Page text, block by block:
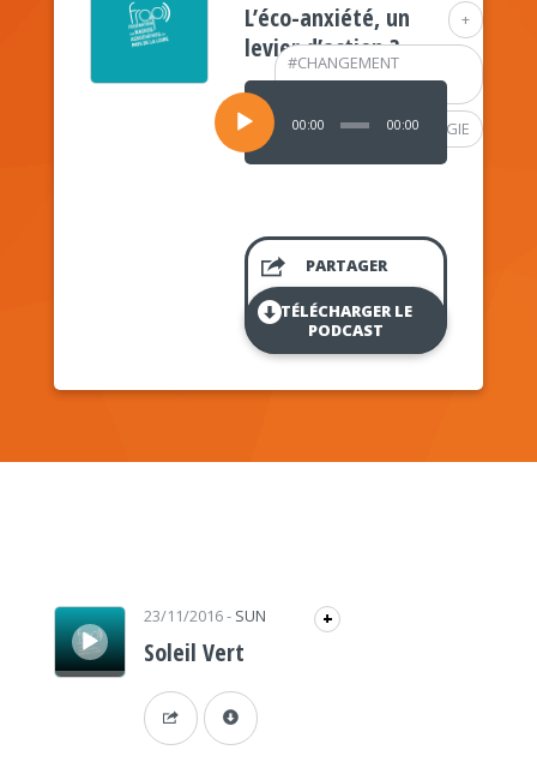
+
#CHANGEMENT
CLIMATIQUE
#PSYCHOLOGIE
L’éco-anxiété, un
levier d’action ?
Lecteur
audio
00:00 00:00
PARTAGER
TÉLÉCHARGER LE
PODCAST
Lecteur audio 23/11/2016- SUN +
Soleil Vert